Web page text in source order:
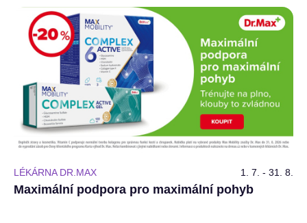
LÉKÁRNA DR.MAX 1. 7. - 31. 8.
Maximální podpora pro maximální pohyb